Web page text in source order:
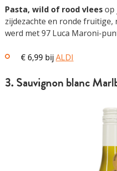
Pasta, wild of rood vleesop
zijdezachte en ronde fruitige,
werd met 97 Luca Maroni-
€ 6,99 bij ALDI
3. Sauvignon blanc